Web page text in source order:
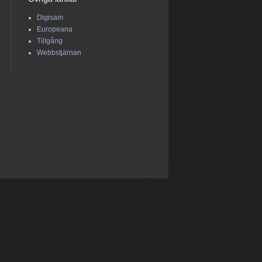
Digisam
Europeana
Tillgång
Webbstjärnan